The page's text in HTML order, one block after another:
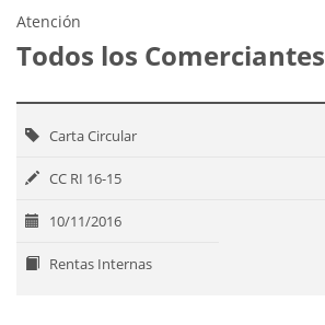
Atención
Todos los Comerciantes
Carta Circular
CC RI 16-15
10/11/2016
Rentas Internas